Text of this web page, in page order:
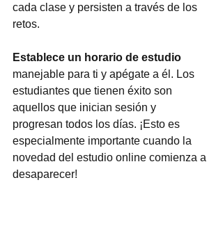
cada clase y persisten a través de los
retos.
Establece un horario de estudio
manejable para ti y apégate a él. Los
estudiantes que tienen éxito son
aquellos que inician sesión y
progresan todos los días. ¡Esto es
especialmente importante cuando la
novedad del estudio online comienza a
desaparecer!